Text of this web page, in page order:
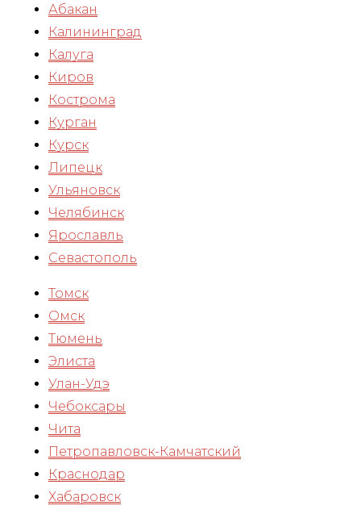
Абакан
Калининград
Калуга
Киров
Кострома
Курган
Курск
Липецк
Ульяновск
Челябинск
Ярославль
Севастополь
Томск
Омск
Тюмень
Элиста
Улан-Удэ
Чебоксары
Чита
Петропавловск-Камчатский
Краснодар
Хабаровск